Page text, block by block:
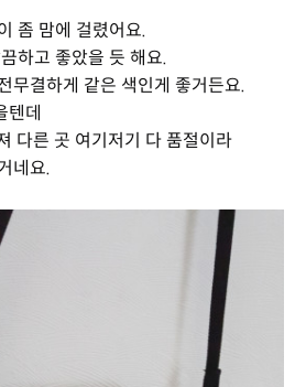
좀 맘에 걸렸어요.
하고 좋았을 듯 해요.
무결하게 같은 색인게 좋거든요.
텐데
다른 곳 여기저기 다 품절이라
네요.